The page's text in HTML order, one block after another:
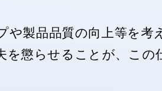
や製品品質の向上等を考
を懲らせることが、この